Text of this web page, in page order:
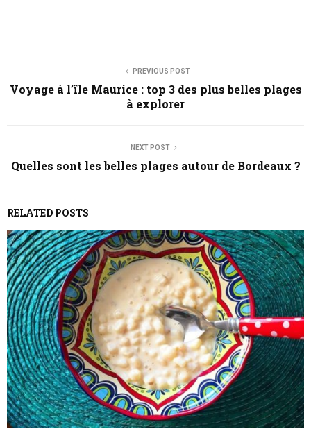
PREVIOUS POST
Voyage à l’île Maurice : top 3 des plus belles plages
à explorer
NEXT POST
Quelles sont les belles plages autour de Bordeaux ?
RELATED POSTS